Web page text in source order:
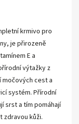
krmivo pro
je přirozeně
E a
výtažky z
cest a
systém. Přírodní
srst a tím pomáhají
zdravou kůži.